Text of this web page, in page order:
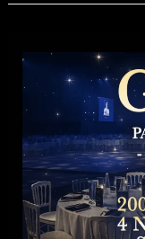
parcours
sans